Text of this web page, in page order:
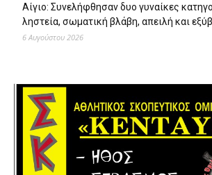
Αίγιο: Συνελήφθησαν δυο γυναίκες
ληστεία, σωματική βλάβη, απειλή και
6 Αυγούστου 2026